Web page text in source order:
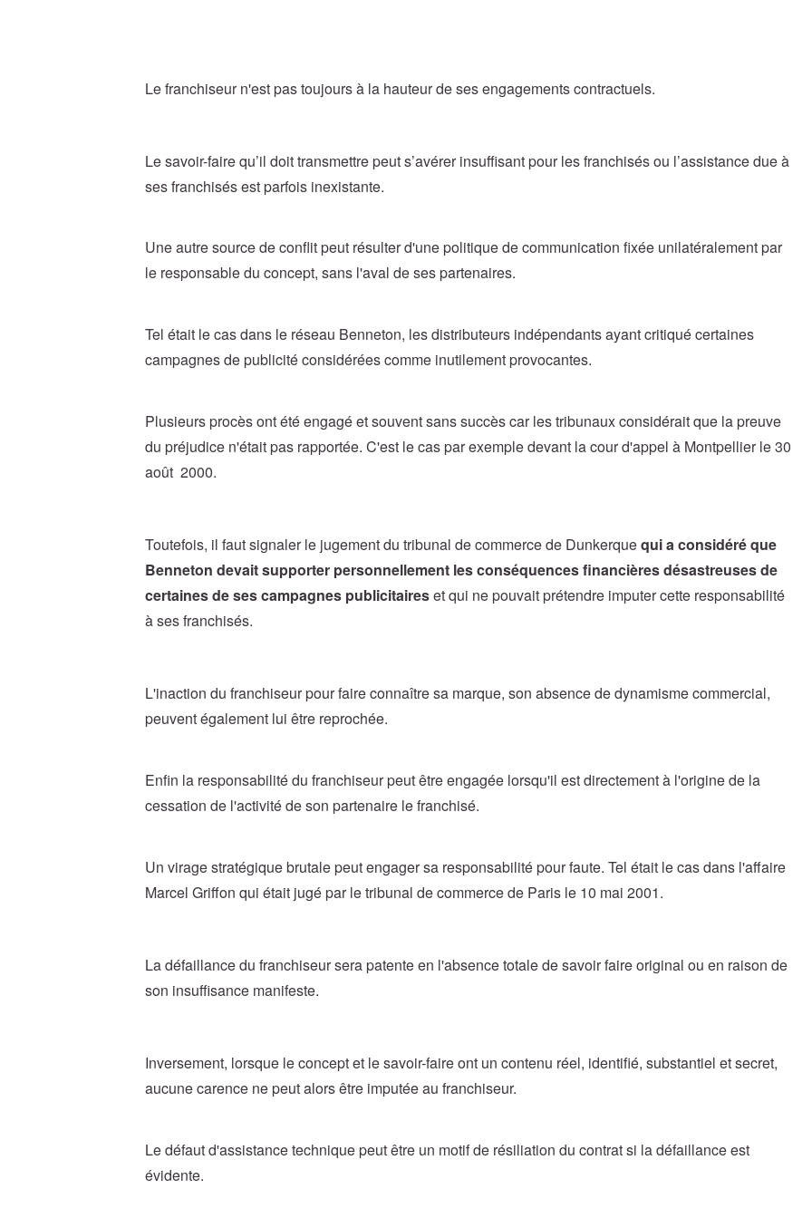
Le franchiseur n'est pas toujours à la hauteur de ses engagements contractuels.
Le savoir-faire qu’il doit transmettre peut s’avérer insuffisant pour les franchisés ou l’assistance due à
ses franchisés est parfois inexistante.
Une autre source de conflit peut résulter d'une politique de communication fixée unilatéralement par
le responsable du concept, sans l'aval de ses partenaires.
Tel était le cas dans le réseau Benneton, les distributeurs indépendants ayant critiqué certaines
campagnes de publicité considérées comme inutilement provocantes.
Plusieurs procès ont été engagé et souvent sans succès car les tribunaux considérait que la preuve
du préjudice n'était pas rapportée. C'est le cas par exemple devant la cour d'appel à Montpellier le 30
août 2000.
Toutefois, il faut signaler le jugement du tribunal de commerce de Dunkerquequi a considéré que
Benneton devait supporter personnellement les conséquences financières désastreuses de
certaines de ses campagnes publicitaireset qui ne pouvait prétendre imputer cette responsabilité
à ses franchisés.
L'inaction du franchiseur pour faire connaître sa marque, son absence de dynamisme commercial,
peuvent également lui être reprochée.
Enfin la responsabilité du franchiseur peut être engagée lorsqu'il est directement à l'origine de la
cessation de l'activité de son partenaire le franchisé.
Un virage stratégique brutale peut engager sa responsabilité pour faute. Tel était le cas dans l'affaire
Marcel Griffon qui était jugé par le tribunal de commerce de Paris le 10 mai 2001.
La défaillance du franchiseur sera patente en l'absence totale de savoir faire original ou en raison de
son insuffisance manifeste.
Inversement, lorsque le concept et le savoir-faire ont un contenu réel, identifié, substantiel et secret,
aucune carence ne peut alors être imputée au franchiseur.
Le défaut d'assistance technique peut être un motif de résiliation du contrat si la défaillance est
évidente.